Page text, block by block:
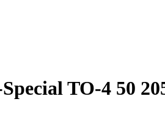
TO-4 50